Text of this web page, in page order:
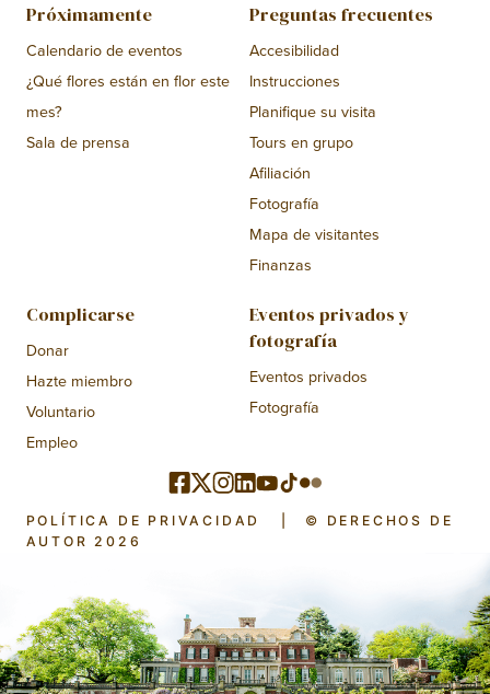
Próximamente
Calendario de eventos
¿Qué flores están en flor este
mes?
Sala de prensa
Preguntas frecuentes
Accesibilidad
Instrucciones
Planifique su visita
Tours en grupo
Afiliación
Fotografía
Mapa de visitantes
Finanzas
Complicarse
Donar
Hazte miembro
Voluntario
Empleo
Eventos privados y
fotografía
Eventos privados
Fotografía
POLÍTICA DE PRIVACIDAD
© DERECHOS DE
AUTOR 2026